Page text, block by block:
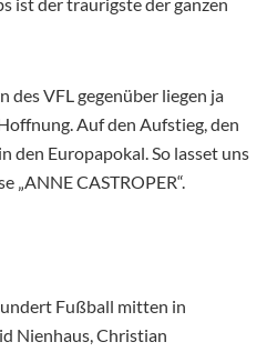
des VFL gegenüber liegen ja
Auf den Aufstieg, den
den Europapokal. So lasset uns
„ANNE CASTROPER“.
Fußball mitten in
Nienhaus, Christian